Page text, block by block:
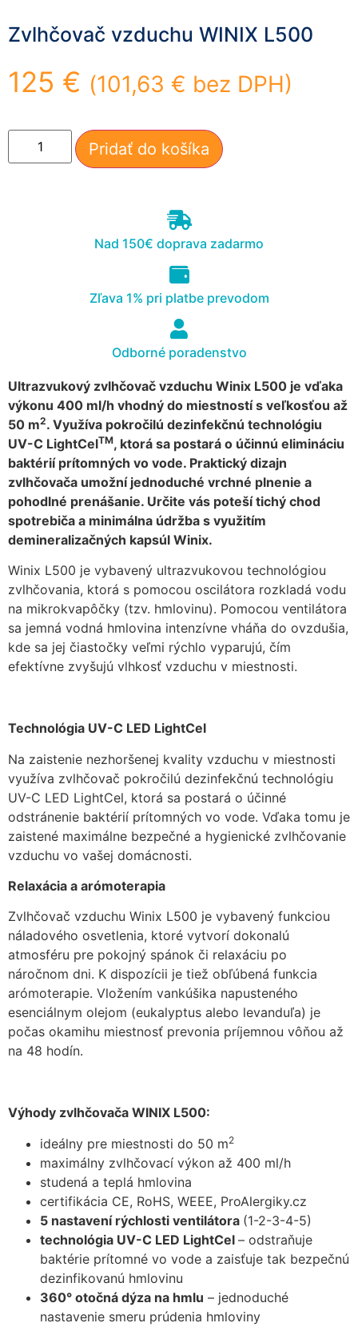
Zvlhčovač vzduchu WINIX L500
125 € (101,63 € bez DPH)
Pridať do košíka
Nad 150€ doprava zadarmo
Zľava 1% pri platbe prevodom
Odborné poradenstvo
Ultrazvukový zvlhčovač vzduchu Winix L500 je vďaka
výkonu 400 ml/h vhodný do miestností s veľkosťou až
50 m2. Využíva pokročilú dezinfekčnú technológiu
UV-C LightCelTM, ktorá sa postará o účinnú elimináciu
baktérií prítomných vo vode. Praktický dizajn
zvlhčovača umožní jednoduché vrchné plnenie a
pohodlné prenášanie. Určite vás poteší tichý chod
spotrebiča a minimálna údržba s využitím
demineralizačných kapsúl Winix.
Winix L500 je vybavený ultrazvukovou technológiou
zvlhčovania, ktorá s pomocou oscilátora rozkladá vodu
na mikrokvapôčky (tzv. hmlovinu). Pomocou ventilátora
sa jemná vodná hmlovina intenzívne vháňa do ovzdušia,
kde sa jej čiastočky veľmi rýchlo vyparujú, čím
efektívne zvyšujú vlhkosť vzduchu v miestnosti.
Technológia UV-C LED LightCel
Na zaistenie nezhoršenej kvality vzduchu v miestnosti
využíva zvlhčovač pokročilú dezinfekčnú technológiu
UV-C LED LightCel, ktorá sa postará o účinné
odstránenie baktérií prítomných vo vode. Vďaka tomu je
zaistené maximálne bezpečné a hygienické zvlhčovanie
vzduchu vo vašej domácnosti.
Relaxácia a arómoterapia
Zvlhčovač vzduchu Winix L500 je vybavený funkciou
náladového osvetlenia, ktoré vytvorí dokonalú
atmosféru pre pokojný spánok či relaxáciu po
náročnom dni. K dispozícii je tiež obľúbená funkcia
arómoterapie. Vložením vankúšika napusteného
esenciálnym olejom (eukalyptus alebo levanduľa) je
počas okamihu miestnosť prevonia príjemnou vôňou až
na 48 hodín.
Výhody zvlhčovača WINIX L500:
ideálny pre miestnosti do 50 m2
maximálny zvlhčovací výkon až 400 ml/h
studená a teplá hmlovina
certifikácia CE, RoHS, WEEE, ProAlergiky.cz
5 nastavení rýchlosti ventilátora (1-2-3-4-5)
technológia UV-C LED LightCel – odstraňuje
baktérie prítomné vo vode a zaisťuje tak bezpečnú
dezinfikovanú hmlovinu
360° otočná dýza na hmlu – jednoduché
nastavenie smeru prúdenia hmloviny
používania
spokojnosť
In order for our
website to
refuse these
disappear from
Aby naša
stránka
počas vašej
návštevy
fungovala
čo
najlepšie.
Ak tieto
súbory
cookie
odmietnete,
funkcie z
webovej
stránky
zmiznú.